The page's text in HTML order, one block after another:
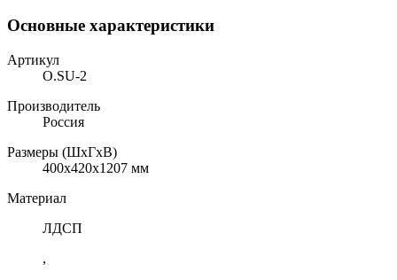
Основные характеристики
Артикул
O.SU-2
Производитель
Россия
Размеры (ШхГхВ)
400x420x1207 мм
Материал
ЛДСП
,